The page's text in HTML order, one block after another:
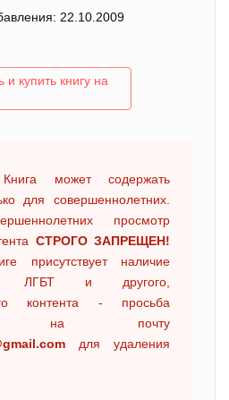
22.10.2009
и купить книгу на
может содержать
для совершеннолетних.
просмотр
СТРОГО ЗАПРЕЩЕН!
присутствует наличие
ЛГБТ и другого,
контента - просьба
на почту
для удаления